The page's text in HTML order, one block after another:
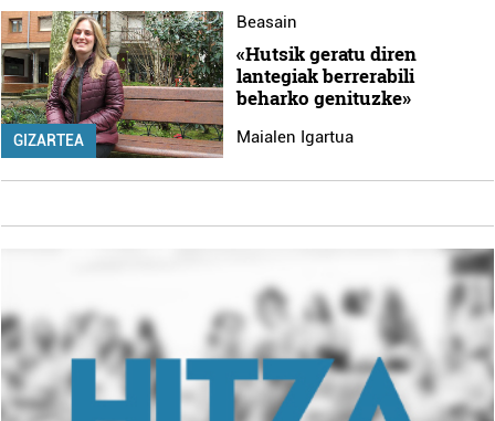
GIZARTEA
Beasain
«Hutsik geratu diren
lantegiak berrerabili
beharko genituzke»
Maialen Igartua